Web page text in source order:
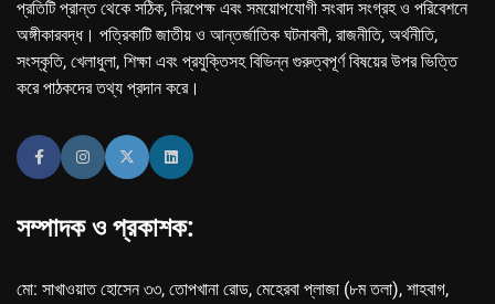
প্রতিটি প্রান্ত থেকে সঠিক, নিরপেক্ষ এবং সময়োপযোগী সংবাদ সংগ্রহ ও পরিবেশনে
অঙ্গীকারবদ্ধ। পত্রিকাটি জাতীয় ও আন্তর্জাতিক ঘটনাবলী, রাজনীতি, অর্থনীতি,
সংস্কৃতি, খেলাধুলা, শিক্ষা এবং প্রযুক্তিসহ বিভিন্ন গুরুত্বপূর্ণ বিষয়ের উপর ভিত্তি
করে পাঠকদের তথ্য প্রদান করে।
সম্পাদক ও প্রকাশক:
মো: সাখাওয়াত হোসেন ৩৩, তোপখানা রোড, মেহেরবা প্লাজা (৮ম তলা), শাহবাগ,